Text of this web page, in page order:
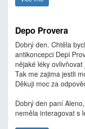
Depo Provera
Dobrý den. Chtěla
antikoncepci Depi
nějaké léky
Tak me zajima jestli
Děkuji moc za
Dobrý den paní
neměla interagovat s